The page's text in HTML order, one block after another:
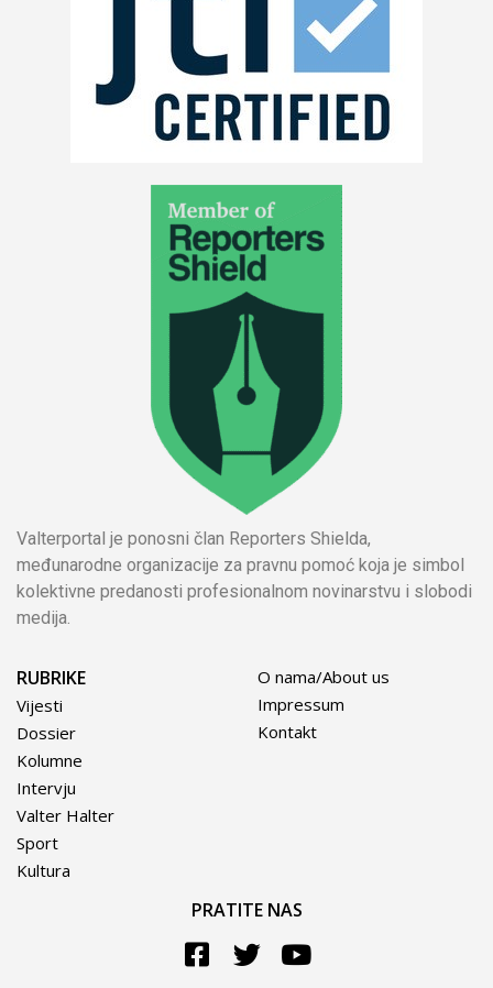
Valterportal je ponosni član Reporters Shielda,
međunarodne organizacije za pravnu pomoć koja je simbol
kolektivne predanosti profesionalnom novinarstvu i slobodi
medija.
RUBRIKE
Vijesti
Dossier
Kolumne
Intervju
Valter Halter
Sport
Kultura
O nama/About us
Impressum
Kontakt
PRATITE NAS